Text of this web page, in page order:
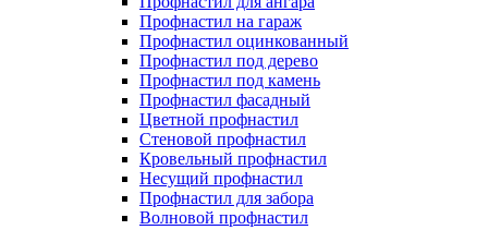
Профнастил на гараж
Профнастил оцинкованный
Профнастил под дерево
Профнастил под камень
Профнастил фасадный
Цветной профнастил
Стеновой профнастил
Кровельный профнастил
Несущий профнастил
Профнастил для забора
Волновой профнастил